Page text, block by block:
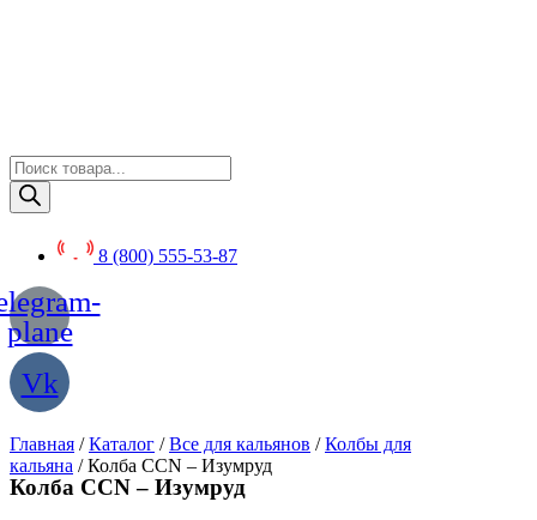
Поиск
товаров
8 (800) 555-53-87
plane
Vk
Главная /Каталог /Все для кальянов /Колбы для
кальяна / Колба CCN – Изумруд
Колба CCN – Изумруд